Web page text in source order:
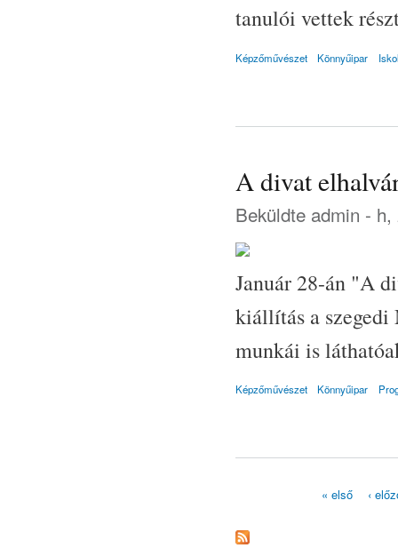
tanulói vettek
Képzőművészet Könnyűipar
A divat
Beküldte admin - h,
Január 28-án "A
kiállítás a szegedi
munkái is
Képzőművészet Könnyűipar
« első ‹